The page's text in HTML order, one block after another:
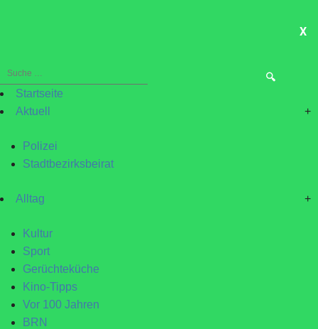
X
Suche
nach:Startseite
Aktuell
+
Polizei
Stadtbezirksbeirat
Alltag +
Kultur
Sport
Gerüchteküche
Kino-Tipps
Vor 100 Jahren
BRN